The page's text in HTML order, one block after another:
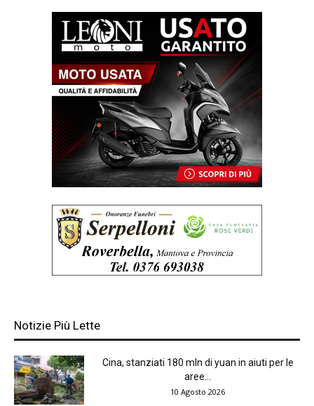
Notizie Più Lette
Cina, stanziati 180 mln di yuan in aiuti per le
aree...
10 Agosto 2026